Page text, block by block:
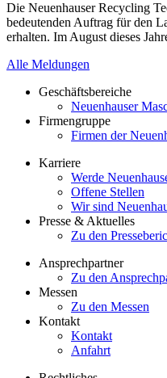
Die Neuenhauser Recycling
bedeutenden Auftrag für den
erhalten. Im August dieses
Alle Meldungen
Geschäftsbereiche
Neuenhauser
Firmengruppe
Firmen der
Karriere
Werde
Offene Stellen
Wir sind
Presse & Aktuelles
Zu den
Ansprechpartner
Zu den
Messen
Zu den Messen
Kontakt
Kontakt
Anfahrt